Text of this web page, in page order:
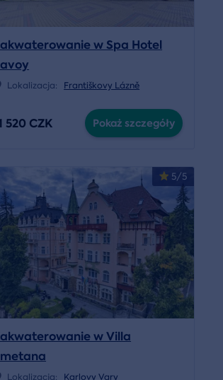
w Spa Hotel
Lokalizacja: Františkovy Lázně
520 CZK Pokaż szczegóły
5/5
w Villa
Lokalizacja: Karlovy Vary